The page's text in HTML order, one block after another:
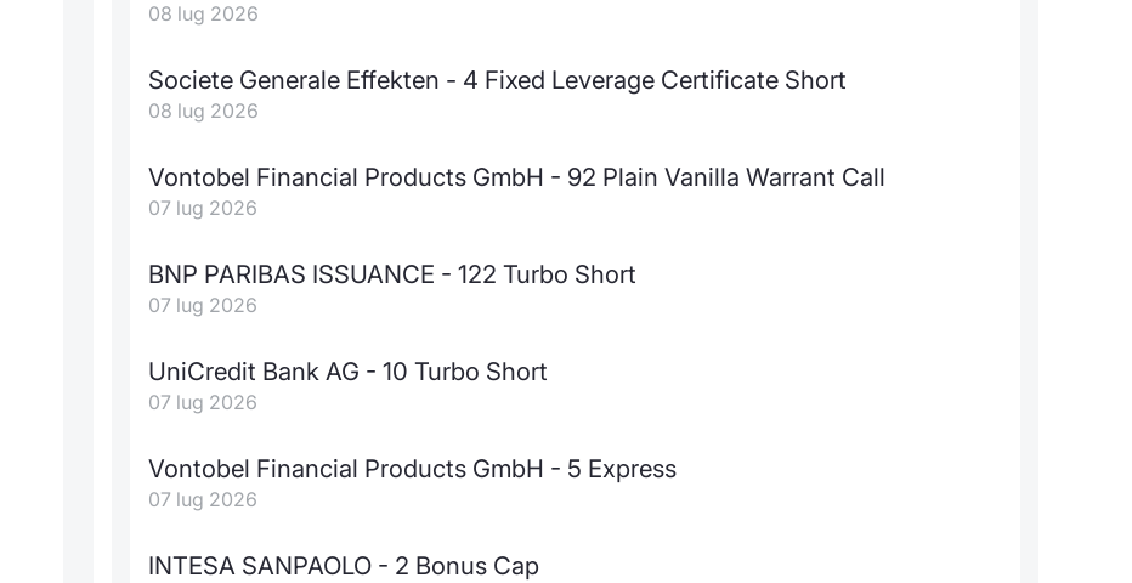
08 lug 2026
Societe Generale Effekten - 4 Fixed Leverage Certificate Short
08 lug 2026
Vontobel Financial Products GmbH - 92 Plain Vanilla Warrant Call
07 lug 2026
BNP PARIBAS ISSUANCE - 122 Turbo Short
07 lug 2026
UniCredit Bank AG - 10 Turbo Short
07 lug 2026
Vontobel Financial Products GmbH - 5 Express
07 lug 2026
INTESA SANPAOLO - 2 Bonus Cap